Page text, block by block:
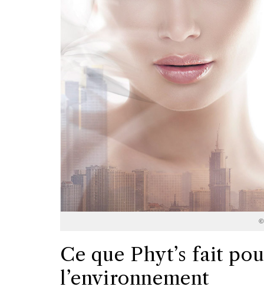
Ce que Phyt’s fait
l’environnement